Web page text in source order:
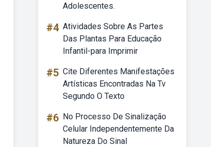
Adolescentes.
#4 Atividades Sobre As Partes
Das Plantas Para Educação
Infantil-para Imprimir
#5 Cite Diferentes Manifestações
Artísticas Encontradas Na Tv
Segundo O Texto
#6 No Processo De Sinalização
Celular Independentemente Da
Natureza Do Sinal